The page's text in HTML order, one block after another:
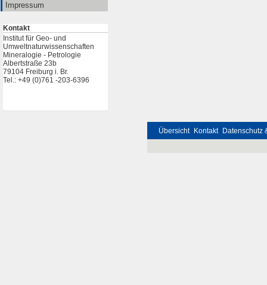
Impressum
Kontakt
Institut für Geo- und
Umweltnaturwissenschaften
Mineralogie - Petrologie
Albertstraße 23b
79104 Freiburg i. Br.
Tel.: +49 (0)761 -203-6396
Übersicht Kontakt Datenschutz